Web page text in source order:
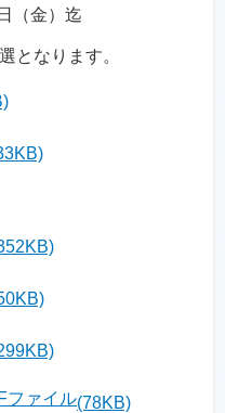
（金）迄
なります。
(78KB)